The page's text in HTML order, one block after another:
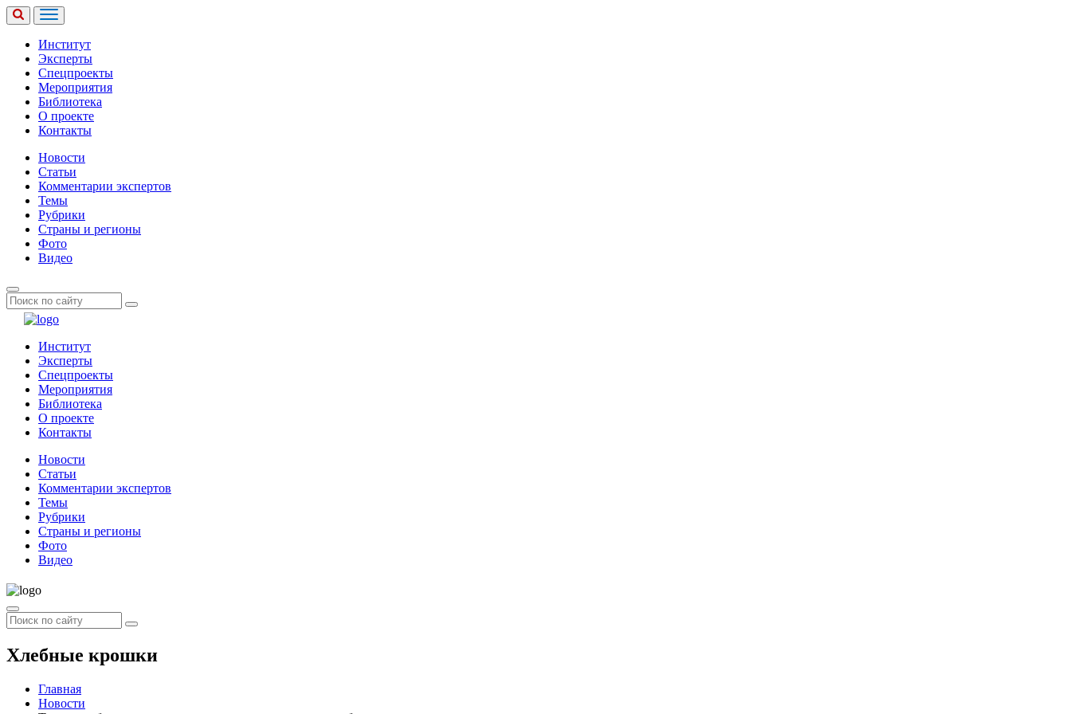
Институт
Эксперты
Спецпроекты
Мероприятия
Библиотека
О проекте
Контакты
Новости
Статьи
Комментарии экспертов
Темы
Рубрики
Страны и регионы
Фото
Видео
Институт
Эксперты
Спецпроекты
Мероприятия
Библиотека
О проекте
Контакты
Новости
Статьи
Комментарии экспертов
Темы
Рубрики
Страны и регионы
Фото
Видео
Хлебные крошки
Главная
Новости